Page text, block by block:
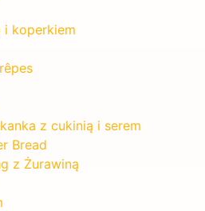
i koperkiem
z cukinią i serem
Bread
z Żurawiną